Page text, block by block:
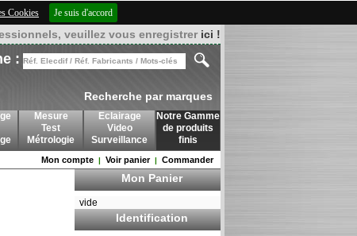
Cookies Je suis d'accord
veuillez vous enregistrer ici !
:
Recherche par marques
Mesure
Test
Métrologie
Eclairage
Video
Surveillance
Notre Gamme
de produits
finis
Mon compte | Voir panier| Commander
Mon Panier
vide
Identification